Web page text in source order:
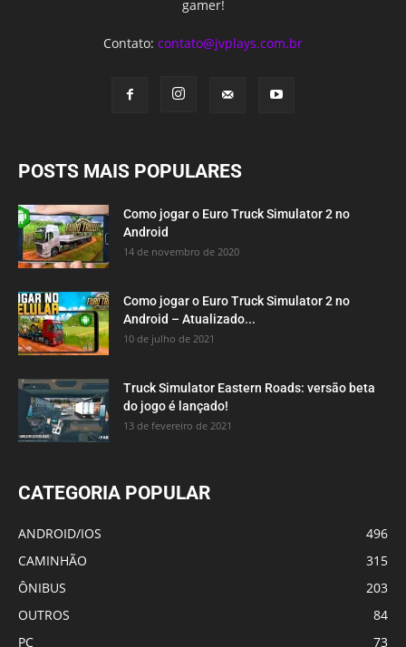
gamer!
Contato: contato@jvplays.com.br
POSTS MAIS POPULARES
Como jogar o Euro Truck Simulator 2 no
Android
14 de novembro de 2020
Como jogar o Euro Truck Simulator 2 no
Android – Atualizado...
10 de julho de 2021
Truck Simulator Eastern Roads: versão beta
do jogo é lançado!
13 de fevereiro de 2021
CATEGORIA POPULAR
ANDROID/IOS
496
CAMINHÃO
315
ÔNIBUS
203
OUTROS
84
PC
73